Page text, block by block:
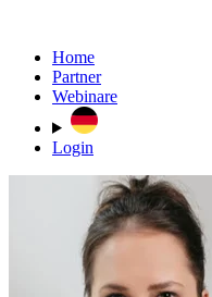
Home
Partner
Webinare
Login